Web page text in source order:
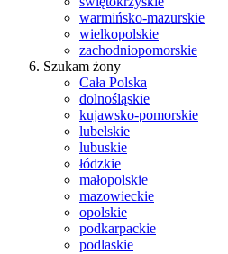
warmińsko-mazurskie
wielkopolskie
zachodniopomorskie
Szukam żony
Cała Polska
dolnośląskie
kujawsko-pomorskie
lubelskie
lubuskie
łódzkie
małopolskie
mazowieckie
opolskie
podkarpackie
podlaskie